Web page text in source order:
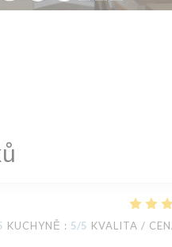
KUCHYNĚ : 5/5 KVALITA /